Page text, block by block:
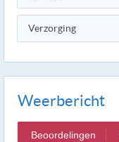
Verzorging
Weerbericht
Beoordelingen